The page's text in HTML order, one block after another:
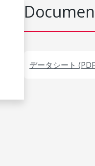
データシート